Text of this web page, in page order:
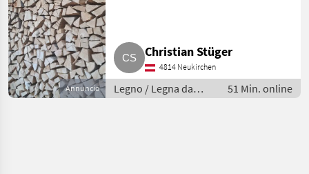
Annuncio
Christian Stüger
4814 Neukirchen
Legno / Legna da
ardere/ceppi
51 Min. online